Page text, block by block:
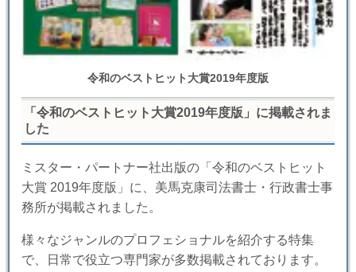
令和のベストヒット大賞2019年度版
「令和のベストヒット大賞2019年度版」に掲載されま
した
ミスター・パートナー社出版の「令和のベストヒット
大賞 2019年度版」に、美馬克康司法書士・行政書士事
務所が掲載されました。
様々なジャンルのプロフェショナルを紹介する特集
で、日常で役立つ専門家が多数掲載されております。